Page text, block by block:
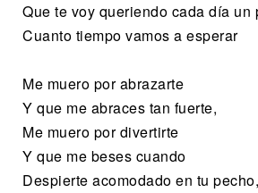
Que te voy queriendo cada día un
Cuanto tiempo vamos a esperar
Me muero por abrazarte
Y que me abraces tan fuerte,
Me muero por divertirte
Y que me beses cuando
Despierte acomodado en tu pecho,